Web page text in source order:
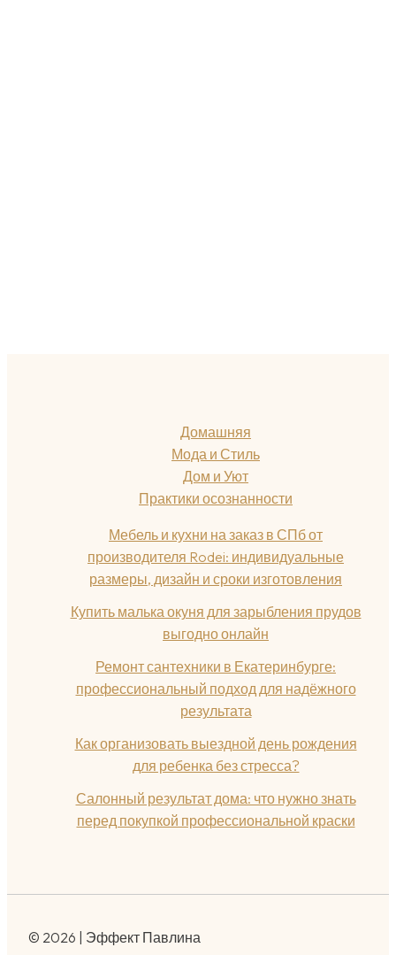
Домашняя
Мода и Стиль
Дом и Уют
Практики осознанности
Мебель и кухни на заказ в СПб от
производителя Rodei: индивидуальные
размеры, дизайн и сроки изготовления
Купить малька окуня для зарыбления прудов
выгодно онлайн
Ремонт сантехники в Екатеринбурге:
профессиональный подход для надёжного
результата
Как организовать выездной день рождения
для ребенка без стресса?
Салонный результат дома: что нужно знать
перед покупкой профессиональной краски
© 2026 | Эффект Павлина